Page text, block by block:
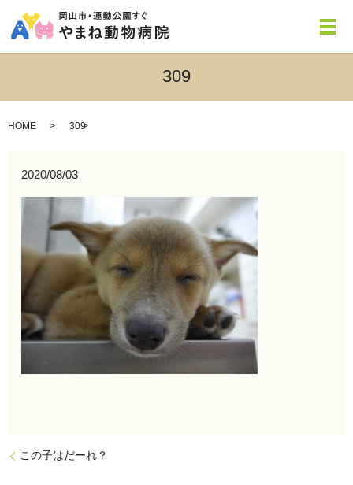
メ
309
HOME 309
2020/08/03
この子はだーれ？